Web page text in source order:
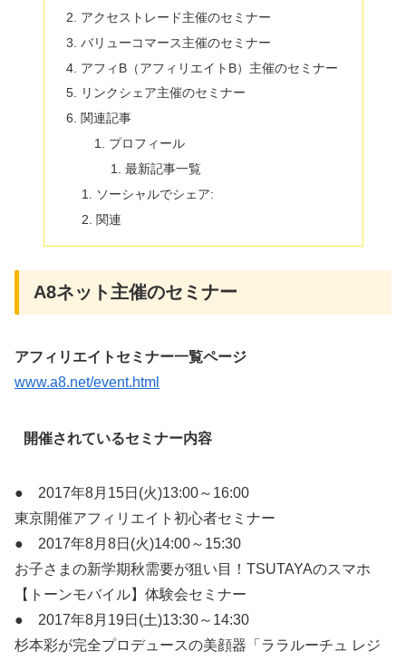
アクセストレード主催のセミナー
バリューコマース主催のセミナー
アフィB（アフィリエイトB）主催のセミナー
リンクシェア主催のセミナー
関連記事
プロフィール
最新記事一覧
ソーシャルでシェア:
関連
A8ネット主催のセミナー
アフィリエイトセミナー一覧ページ
www.a8.net/event.html
開催されているセミナー内容
● 2017年8月15日(火)13:00～16:00
東京開催アフィリエイト初心者セミナー
● 2017年8月8日(火)14:00～15:30
お子さまの新学期秋需要が狙い目！TSUTAYAのスマホ
【トーンモバイル】体験会セミナー
● 2017年8月19日(土)13:30～14:30
杉本彩が完全プロデュースの美顔器「ララルーチュ レジ